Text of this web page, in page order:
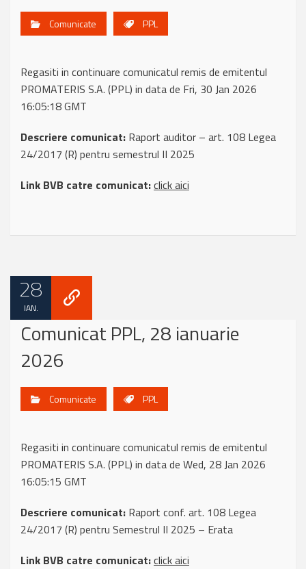
Comunicate PPL
Regasiti in continuare comunicatul remis de emitentul
PROMATERIS S.A. (PPL) in data de Fri, 30 Jan 2026
16:05:18 GMT
Descriere comunicat: Raport auditor – art. 108 Legea
24/2017 (R) pentru semestrul II 2025
Link BVB catre comunicat:click aici
28
IAN.
Comunicat PPL, 28 ianuarie
2026
Comunicate PPL
Regasiti in continuare comunicatul remis de emitentul
PROMATERIS S.A. (PPL) in data de Wed, 28 Jan 2026
16:05:15 GMT
Descriere comunicat: Raport conf. art. 108 Legea
24/2017 (R) pentru Semestrul II 2025 – Erata
Link BVB catre comunicat:click aici